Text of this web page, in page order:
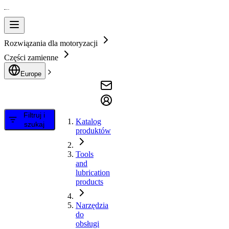
Rozwiązania dla motoryzacji
Części zamienne
Europe
Filtruj i
szukaj
Katalog
produktów
Tools
and
lubrication
products
Narzędzia
do
obsługi